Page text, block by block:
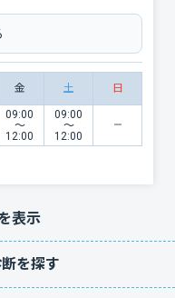
金 土 日
09:00
〜
12:00
09:00
〜
12:00
表示
を探す